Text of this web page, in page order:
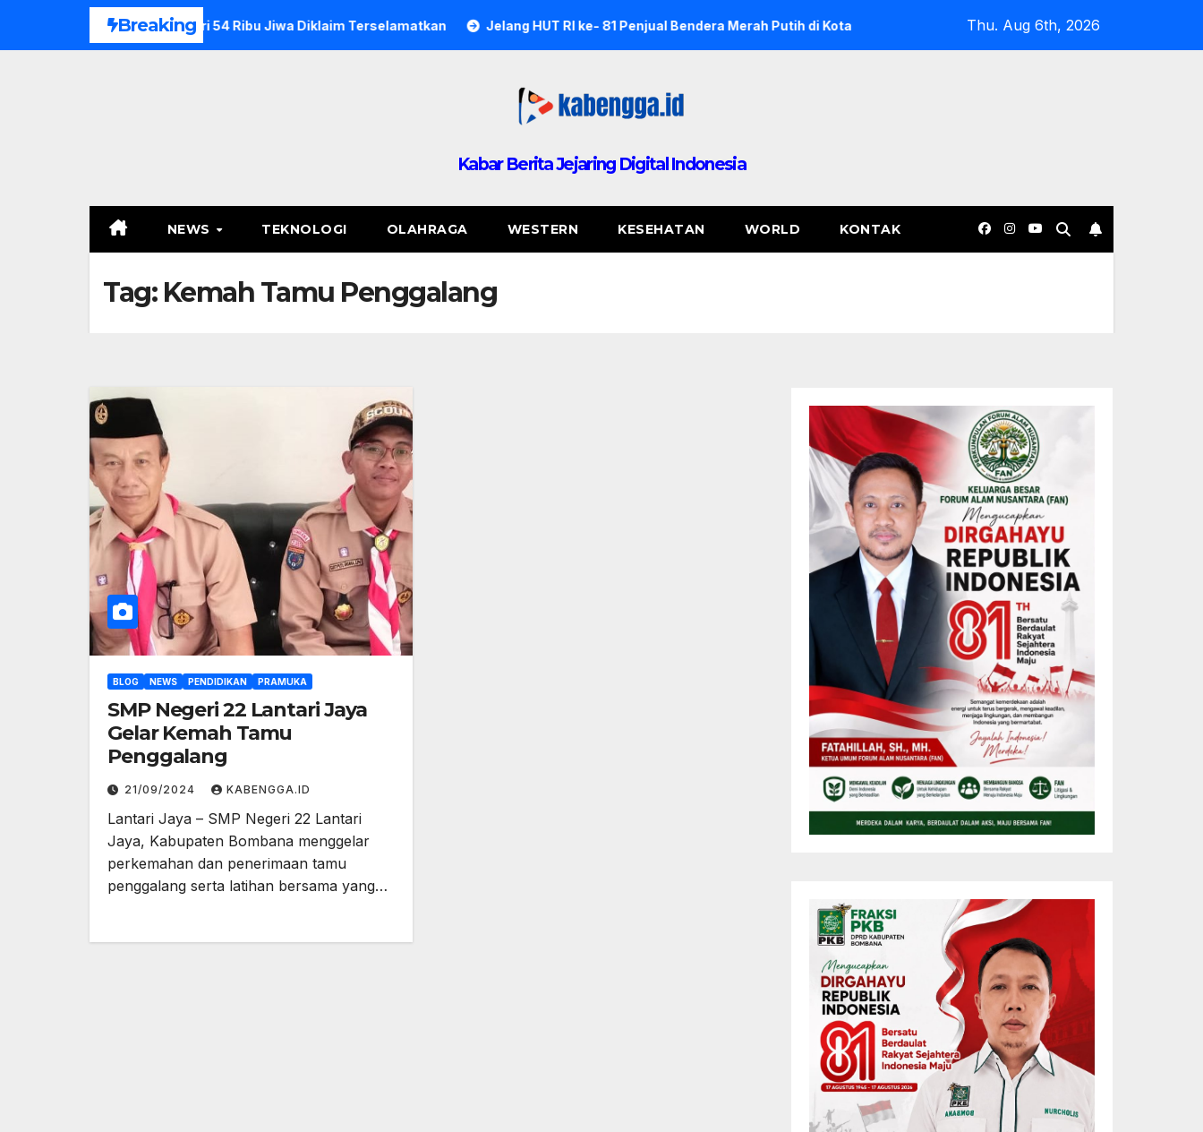
Breaking
Lebih dari 54 Ribu Jiwa Diklaim Terselamatkan Jelang HUT RI ke- 81 Penjual Bendera Merah Putih di Kota Kendari Marak Pemerintah Kembali Membuka Ekspor Nikel
Thu. Aug 6th, 2026
Kabar Berita Jejaring Digital Indonesia
NEWS TEKNOLOGI OLAHRAGA WESTERN KESEHATAN WORLD KONTAK
Tag: Kemah Tamu Penggalang
BLOG NEWS PENDIDIKAN PRAMUKA
SMP Negeri 22 Lantari Jaya
Gelar Kemah Tamu
Penggalang
21/09/2024 KABENGGA.ID
Lantari Jaya – SMP Negeri 22 Lantari
Jaya, Kabupaten Bombana menggelar
perkemahan dan penerimaan tamu
penggalang serta latihan bersama yang…